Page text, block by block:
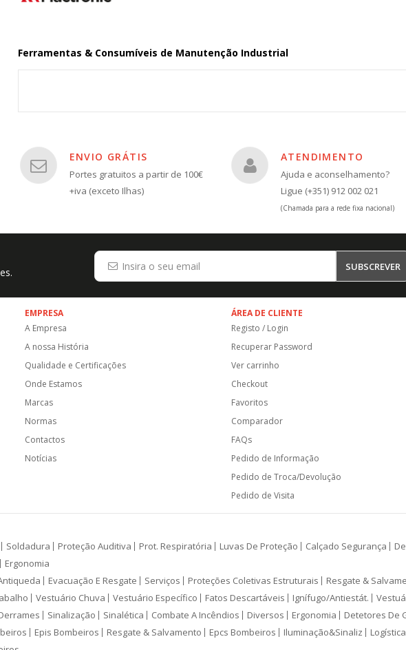
Ferramentas & Consumíveis de Manutenção Industrial
ENVIO GRÁTIS
Portes gratuitos a partir de 100€
+iva (exceto Ilhas)
ATENDIMENTO
Ajuda e aconselhamento?
Ligue (+351) 912 002 021
(Chamada para a rede fixa nacional)
SUBSCREVER
EMPRESA
A Empresa
A nossa História
Qualidade e Certificações
Onde Estamos
Marcas
Normas
Contactos
Notícias
ÁREA DE CLIENTE
Registo / Login
Recuperar Password
Ver carrinho
Checkout
Favoritos
Comparador
FAQs
Pedido de Informação
Pedido de Troca/Devolução
Pedido de Visita
Soldadura Proteção Auditiva Prot. Respiratória Luvas De Proteção Calçado Segurança
Ergonomia
Evacuação E Resgate Serviços Proteções Coletivas Estruturais Resgate &
Vestuário Chuva Vestuário Específico Fatos Descartáveis Ignífugo/Antiestát.
Sinalização Sinalética Combate A Incêndios Diversos Ergonomia Detetores De
Epis Bombeiros Resgate & Salvamento Epcs Bombeiros Iluminação&Sinaliz